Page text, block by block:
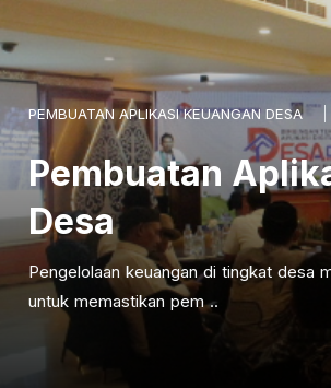
PEMBUATAN APLIKASI KEUANGAN DESA
Pembuatan
Desa
Pengelolaan keuangan di tingkat desa
untuk memastikan pem ..